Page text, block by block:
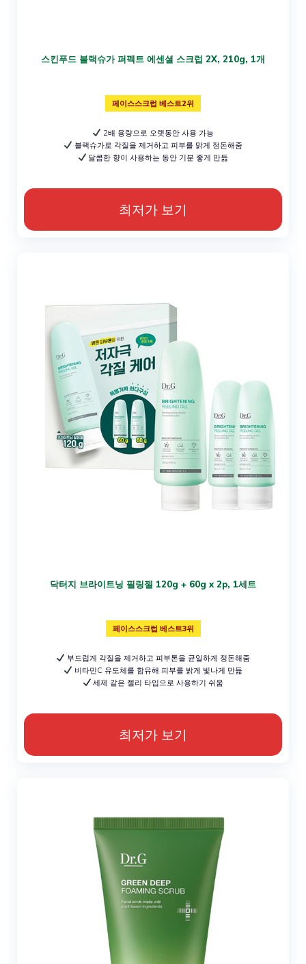
스킨푸드 블랙슈가 퍼펙트 에센셜 스크럽 2X, 210g, 1개
페이스스크럽 베스트2위
2배 용량으로 오랫동안 사용 가능
블랙슈가로 각질을 제거하고 피부를 맑게 정돈해줌
달콤한 향이 사용하는 동안 기분 좋게 만듦
최저가 보기
닥터지 브라이트닝 필링젤 120g + 60g x 2p, 1세트
페이스스크럽 베스트3위
부드럽게 각질을 제거하고 피부톤을 균일하게 정돈해줌
비타민C 유도체를 함유해 피부를 밝게 빛나게 만듦
세제 같은 젤리 타입으로 사용하기 쉬움
최저가 보기